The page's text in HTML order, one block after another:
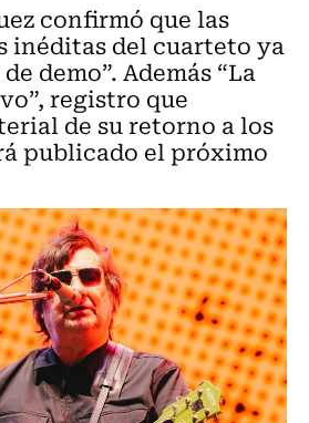
confirmó que las
inéditas del cuarteto ya
demo”. Además “La
registro que
de su retorno a los
publicado el próximo